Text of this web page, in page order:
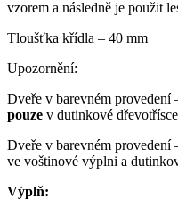
vzorem a následně je použit
Tloušťka křídla – 40 mm
Upozornění:
Dveře v barevném
pouze v dutinkové
Dveře v barevném provedení
ve voštinové výplni a
Výplň: